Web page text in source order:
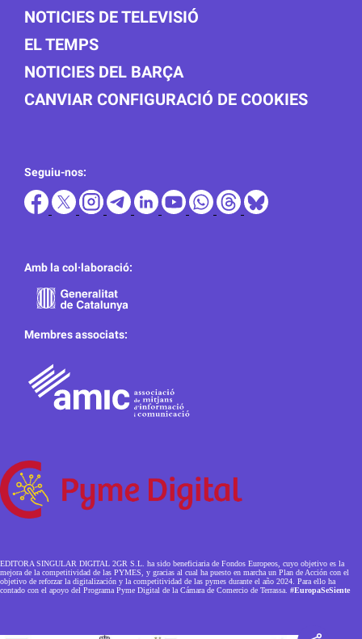
NOTICIES DE TELEVISIÓ
EL TEMPS
NOTICIES DEL BARÇA
CANVIAR CONFIGURACIÓ DE COOKIES
Seguiu-nos:
Amb la col·laboració:
Membres associats:
EDITORA SINGULAR DIGITAL 2GR S.L. ha sido beneficiaria de Fondos Europeos, cuyo objetivo es la
mejora de la competitividad de las PYMES, y gracias al cual ha puesto en marcha un Plan de Acción con el
objetivo de reforzar la digitalización y la competitividad de las pymes durante el año 2024. Para ello ha
contado con el apoyo del Programa Pyme Digital de la Cámara de Comercio de Terrassa. #EuropaSeSiente